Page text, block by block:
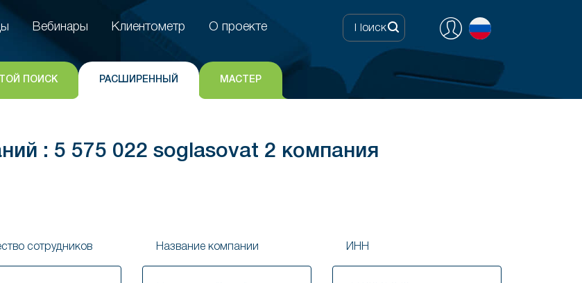
Клиентометр
Вебинары Клиентометр О проекте
ПОИСК РАСШИРЕННЫЙ МАСТЕР
: 5 575 022 soglasovat 2 компания
сотрудников Название компании ИНН